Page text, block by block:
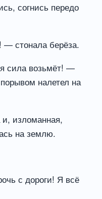
согнись передо
— стонала берёза.
сила возьмёт! —
налетел на
изломанная,
на землю.
с дороги! Я всё